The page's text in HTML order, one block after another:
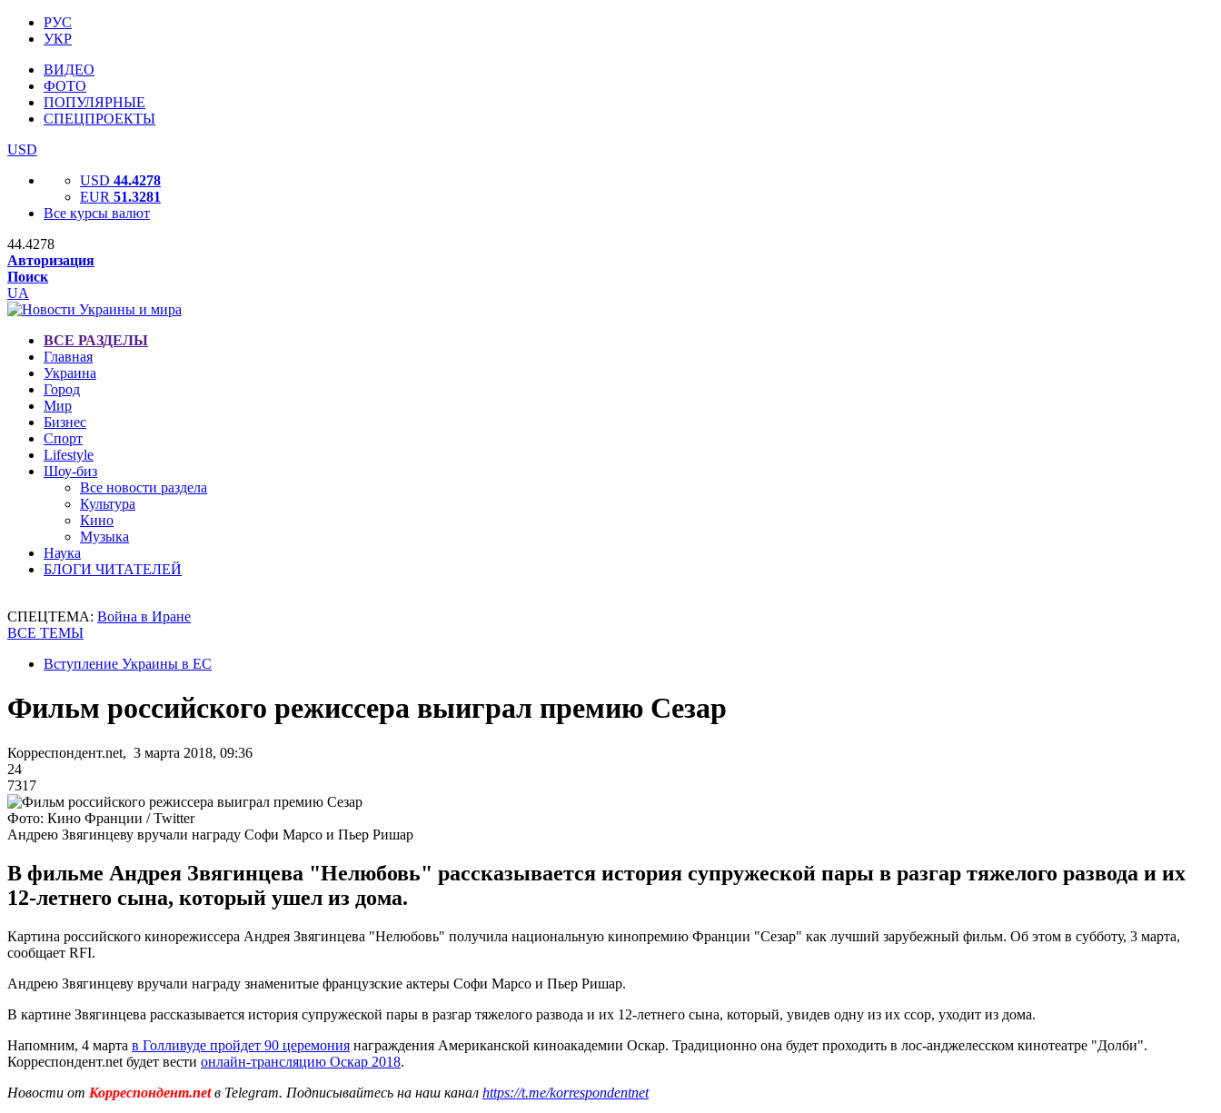
РУС
УКР
ВИДЕО
ФОТО
ПОПУЛЯРНЫЕ
СПЕЦПРОЕКТЫ
USD
USD 44.4278
EUR 51.3281
Все курсы валют
44.4278
Авторизация
Поиск
UA
ВСЕ РАЗДЕЛЫ
Главная
Украина
Город
Мир
Бизнес
Спорт
Lifestyle
Шоу-биз
Все новости раздела
Культура
Кино
Музыка
Наука
БЛОГИ ЧИТАТЕЛЕЙ
СПЕЦТЕМА: Война в Иране
ВСЕ ТЕМЫ
Вступление Украины в ЕС
Фильм российского режиссера выиграл премию Сезар
Корреспондент.net, 3 марта 2018, 09:36
24
7317
Фото: Кино Франции / Twitter
Андрею Звягинцеву вручали награду Софи Марсо и Пьер Ришар
В фильме Андрея Звягинцева "Нелюбовь" рассказывается история супружеской пары в разгар тяжелого развода и их
12-летнего сына, который ушел из дома.
Картина российского кинорежиссера Андрея Звягинцева "Нелюбовь" получила национальную кинопремию Франции "Сезар" как лучший зарубежный фильм. Об этом в субботу, 3 марта,
сообщает RFI.
Андрею Звягинцеву вручали награду знаменитые французские актеры Софи Марсо и Пьер Ришар.
В картине Звягинцева рассказывается история супружеской пары в разгар тяжелого развода и их 12-летнего сына, который, увидев одну из их ссор, уходит из дома.
Напомним, 4 марта в Голливуде пройдет 90 церемония награждения Американской киноакадемии Оскар. Традиционно она будет проходить в лос-анджелесском кинотеатре "Долби".
Корреспондент.net будет вести онлайн-трансляцию Оскар 2018.
Новости от Корреспондент.netв Telegram. Подписывайтесь на наш канал https://t.me/korrespondentnet